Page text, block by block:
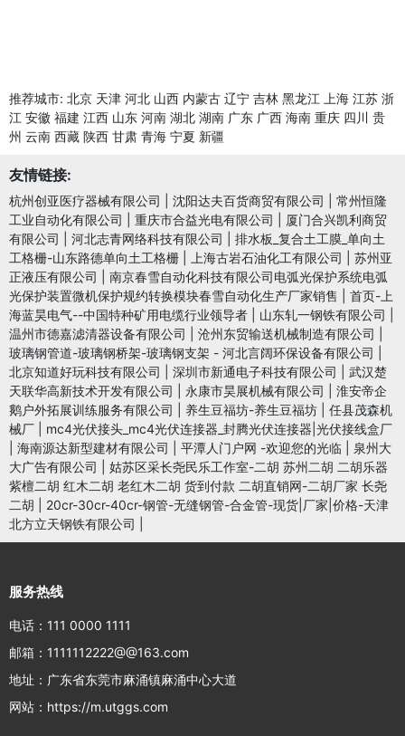
推荐城市: 北京 天津 河北 山西 内蒙古 辽宁 吉林 黑龙江 上海 江苏 浙
江 安徽 福建 江西 山东 河南 湖北 湖南 广东 广西 海南 重庆 四川 贵
州 云南 西藏 陕西 甘肃 青海 宁夏 新疆
友情链接:
杭州创亚医疗器械有限公司 沈阳达夫百货商贸有限公司
常州恒隆
工业自动化有限公司
重庆市合益光电有限公司
厦门合兴凯利商贸
有限公司
河北志青网络科技有限公司
排水板_复合土工膜_单向土
工格栅-山东路德单向土工格栅
上海古岩石油化工有限公司
苏州亚
正液压有限公司
南京春雪自动化科技有限公司电弧光保护系统电弧
光保护装置微机保护规约转换模块春雪自动化生产厂家销售
首页-上
海蓝昊电气--中国特种矿用电缆行业领导者
山东轧一钢铁有限公司
温州市德嘉滤清器设备有限公司
沧州东贸输送机械制造有限公司
玻璃钢管道-玻璃钢桥架-玻璃钢支架 - 河北言阔环保设备有限公司
北京知道好玩科技有限公司
深圳市新通电子科技有限公司
武汉楚
天联华高新技术开发有限公司
永康市昊展机械有限公司
淮安帝企
鹅户外拓展训练服务有限公司
养生豆福坊-养生豆福坊
任县茂森机
械厂
mc4光伏接头_mc4光伏连接器_封腾光伏连接器|光伏接线盒厂
海南源达新型建材有限公司 平潭人门户网 -欢迎您的光临
泉州大
大广告有限公司
姑苏区采长尧民乐工作室-二胡 苏州二胡 二胡乐器
紫檀二胡 红木二胡 老红木二胡 货到付款 二胡直销网-二胡厂家 长尧
二胡
20cr-30cr-40cr-钢管-无缝钢管-合金管-现货|厂家|价格-天津
北方立天钢铁有限公司
服务热线
电话：111 0000 1111
邮箱：1111112222@@163.com
地址：广东省东莞市麻涌镇麻涌中心大道
网站：https://m.utggs.com